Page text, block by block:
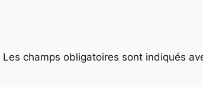
Les champs obligatoires sont indiqués